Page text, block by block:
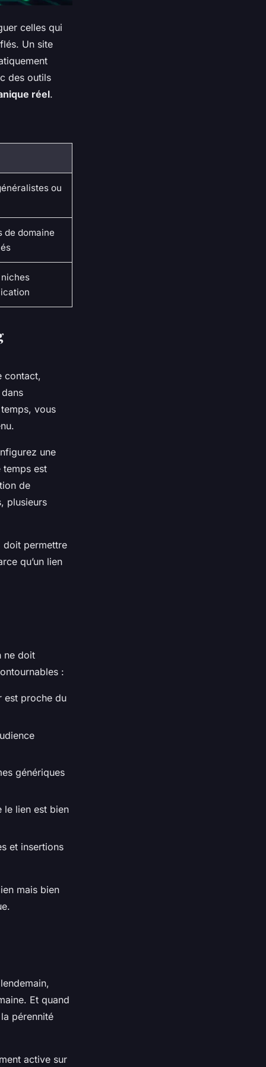
celles qui
Un site
des outils
réel.
ou
de domaine
contact,
vous
une
temps est
de
plusieurs
doit permettre
qu’un lien
ne doit
:
proche du
génériques
lien est bien
et insertions
mais bien
Et quand
pérennité
active sur